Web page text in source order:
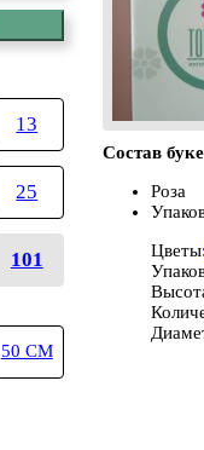
13
25
101
50 СМ
Состав
Роза